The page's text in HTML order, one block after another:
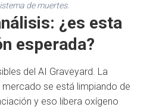
de muertes.
¿es esta
esperada?
del AI Graveyard. La
se está limpiando de
y eso libera oxígeno